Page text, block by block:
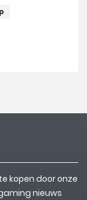
kopen door onze
nieuws